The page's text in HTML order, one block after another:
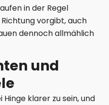
in der Regel
vorgibt, auch
dennoch allmählich
und
klarer zu sein, und